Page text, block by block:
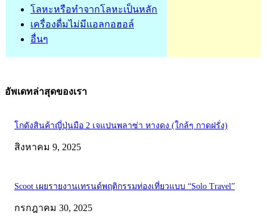
โลหะหรือทำจากโลหะเป็นหลัก
เครื่องดื่มไม่มีแอลกอฮอล์
อื่นๆ
อัพเดทล่าสุดของเรา
โกดังสินค้าญี่ปุ่นมือ 2 เจแปนพลาซ่า หางดง (ใกล้ๆ กาดฝรั่ง)
สิงหาคม 9, 2025
Scoot เผยรายงานเทรนด์พฤติกรรมท่องเที่ยวแบบ “Solo Travel”
กรกฎาคม 30, 2025